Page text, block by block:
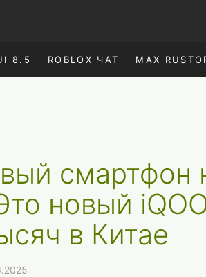
8.5 ROBLOX ЧАТ MAX
смартфон
новый
в Китае